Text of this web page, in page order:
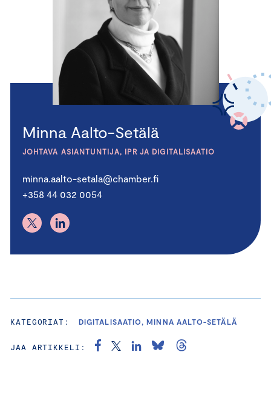
Minna Aalto-Setälä
JOHTAVA ASIANTUNTIJA, IPR JA DIGITALISAATIO
minna.aalto-setala@chamber.fi
+358 44 032 0054
KATEGORIAT: DIGITALISAATIO, MINNA AALTO-SETÄLÄ
JAA ARTIKKELI: